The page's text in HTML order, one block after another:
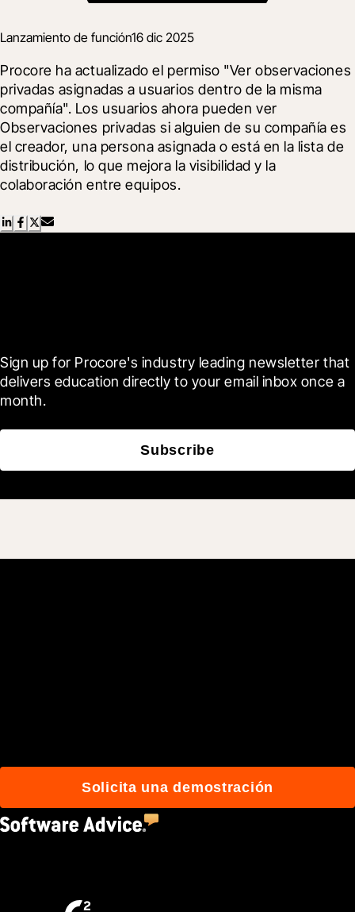
Lanzamiento de función16 dic 2025
Procore ha actualizado el permiso "Ver observaciones
privadas asignadas a usuarios dentro de la misma
compañía". Los usuarios ahora pueden ver
Observaciones privadas si alguien de su compañía es
el creador, una persona asignada o está en la lista de
distribución, lo que mejora la visibilidad y la
colaboración entre equipos.
Sign up for Procore's industry leading newsletter that
delivers education directly to your email inbox once a
month.
Subscribe
Solicita una demostración